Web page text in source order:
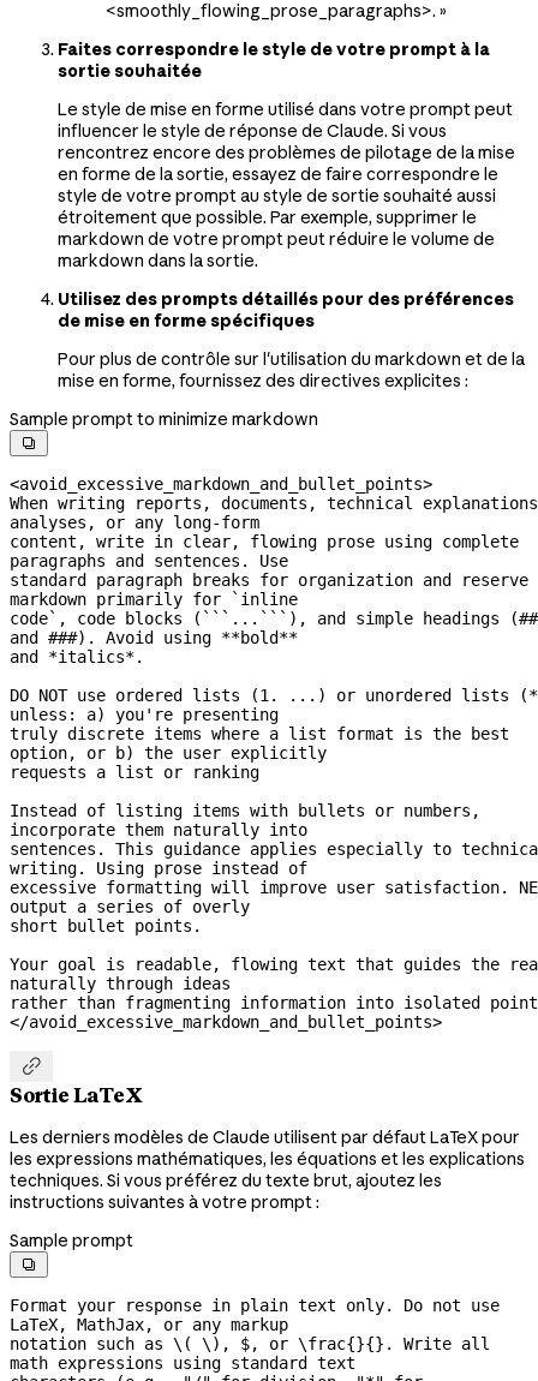
<smoothly_flowing_prose_paragraphs>. »
Faites correspondre le style de votre prompt à la
sortie souhaitée
Le style de mise en forme utilisé dans votre prompt peut
influencer le style de réponse de Claude. Si vous
rencontrez encore des problèmes de pilotage de la mise
en forme de la sortie, essayez de faire correspondre le
style de votre prompt au style de sortie souhaité aussi
étroitement que possible. Par exemple, supprimer le
markdown de votre prompt peut réduire le volume de
markdown dans la sortie.
Utilisez des prompts détaillés pour des préférences
de mise en forme spécifiques
Pour plus de contrôle sur l'utilisation du markdown et de la
mise en forme, fournissez des directives explicites :
Sample prompt to minimize markdown

<avoid_excessive_markdown_and_bullet_points>
When writing reports, documents, technical
analyses, or any long-form
content, write in clear, flowing prose using complete
paragraphs and sentences. Use
standard paragraph breaks for organization and reserve
markdown primarily for `inline
code`, code blocks (```...```), and simple headings (##
and ###). Avoid using **bold**
and *italics*.
DO NOT use ordered lists (1. ...) or unordered lists
unless: a) you're presenting
truly discrete items where a list format is the best
option, or b) the user explicitly
requests a list or ranking
Instead of listing items with bullets or numbers,
incorporate them naturally into
sentences. This guidance applies especially to
writing. Using prose instead of
excessive formatting will improve user satisfaction.
output a series of overly
short bullet points.
Your goal is readable, flowing text that guides the
naturally through ideas
rather than fragmenting information into isolated
</avoid_excessive_markdown_and_bullet_points>

Sortie LaTeX
Les derniers modèles de Claude utilisent par défaut LaTeX pour
les expressions mathématiques, les équations et les explications
techniques. Si vous préférez du texte brut, ajoutez les
instructions suivantes à votre prompt :
Sample prompt

Format your response in plain text only. Do not use
LaTeX, MathJax, or any markup
notation such as \( \), $, or \frac{}{}. Write all
math expressions using standard text